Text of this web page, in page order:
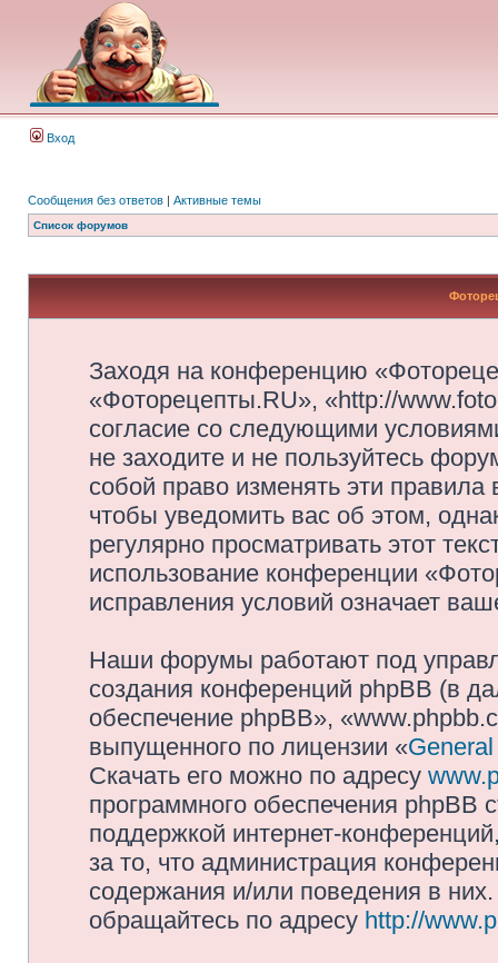
Вход
Сообщения без ответов | Активные темы
Список форумов
Заходя на конференцию
«Фоторецепты.RU», «http://
согласие со следующими
не заходите и не пользуйтесь
собой право изменять эти
чтобы уведомить вас об этом,
регулярно просматривать этот
использование конференции
исправления условий означает
Наши форумы работают под
создания конференций phpBB (в
обеспечение phpBB»,
выпущенного по лицензии «
Скачать его можно по адресу
программного обеспечения phpBB
поддержкой интернет-
за то, что администрация
содержания и/или поведения в
обращайтесь по адресу http://